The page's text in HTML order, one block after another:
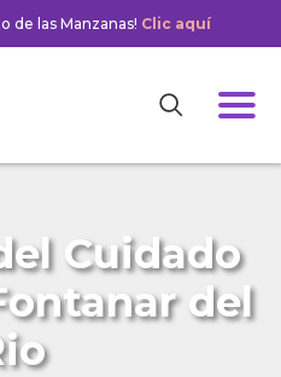
de las Manzanas! Clic aquí
Cuidado
del